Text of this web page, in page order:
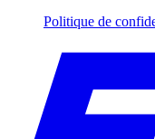
Politique de